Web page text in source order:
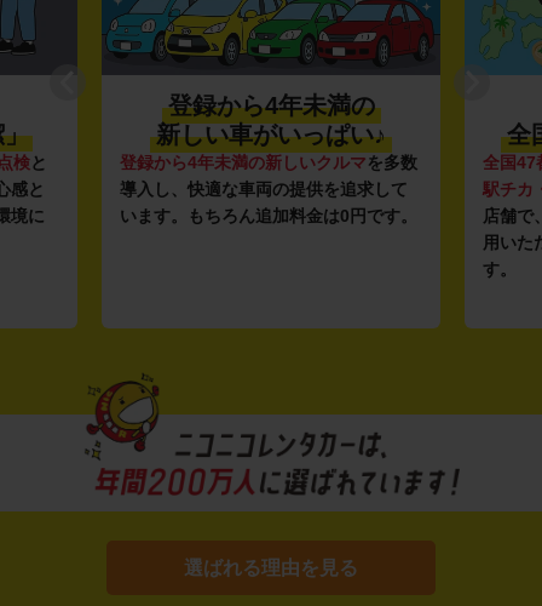
」
検と
感と
境に
登録から4年未満の
新しい車がいっぱい♪
登録から4年未満の新しいクルマを多数
導入し、快適な車両の提供を追求して
います。もちろん追加料金は0円です。
全
全国47
駅チカ
店舗で
用いた
す。
選ばれる理由を見る